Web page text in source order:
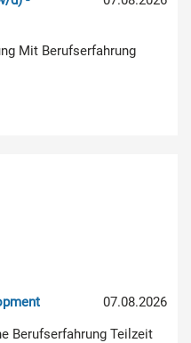
Mit Berufserfahrung
07.08.2026
Berufserfahrung Teilzeit